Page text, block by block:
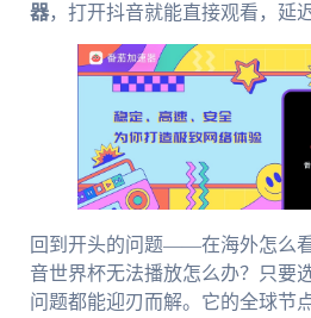
器，打开抖音就能直接观看，延
回到开头的问题——在海外怎么
音世界杯无法播放怎么办？只要
问题都能迎刃而解。它的全球节